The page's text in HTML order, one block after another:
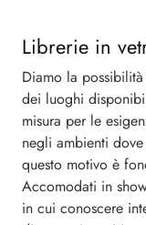
Librerie in
Diamo la
dei luoghi
misura per le
negli ambienti
questo motivo è
Accomodati in
in cui conoscere